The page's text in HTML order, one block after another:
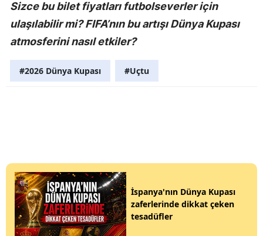
Sizce bu bilet fiyatları futbolseverler için
ulaşılabilir mi? FIFA’nın bu artışı Dünya Kupası
atmosferini nasıl etkiler?
#2026 Dünya Kupası #Uçtu
İspanya'nın Dünya Kupası
zaferlerinde dikkat çeken
tesadüfler